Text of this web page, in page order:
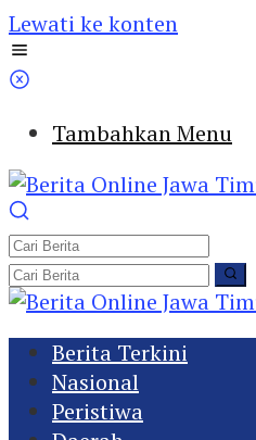
Lewati ke konten
Tambahkan Menu
Berita Terkini
Nasional
Peristiwa